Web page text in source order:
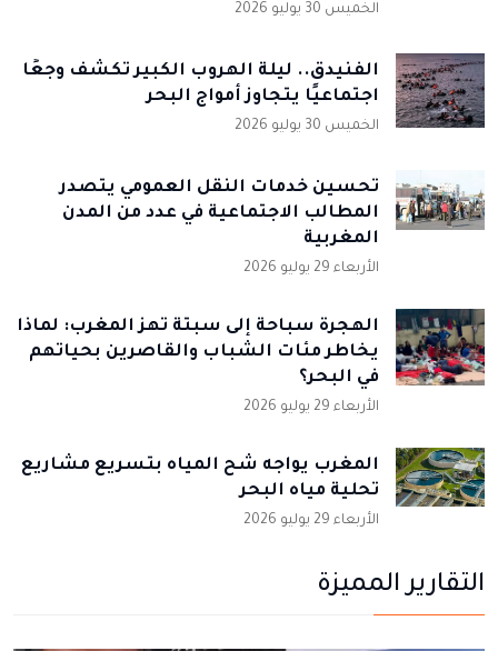
الخميس 30 يوليو 2026
الفنيدق.. ليلة الهروب الكبير تكشف وجعًا
اجتماعيًا يتجاوز أمواج البحر
الخميس 30 يوليو 2026
تحسين خدمات النقل العمومي يتصدر
المطالب الاجتماعية في عدد من المدن
المغربية
الأربعاء 29 يوليو 2026
الهجرة سباحة إلى سبتة تهز المغرب: لماذا
يخاطر مئات الشباب والقاصرين بحياتهم
في البحر؟
الأربعاء 29 يوليو 2026
المغرب يواجه شح المياه بتسريع مشاريع
تحلية مياه البحر
الأربعاء 29 يوليو 2026
التقارير المميزة